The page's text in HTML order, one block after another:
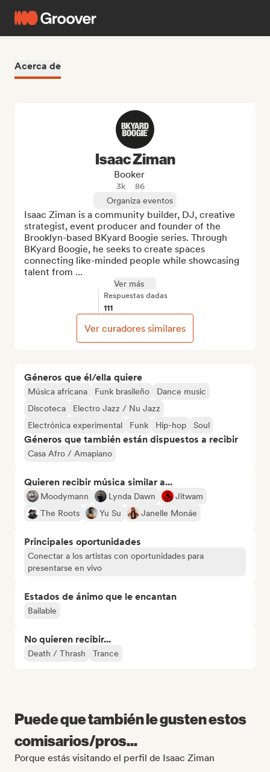
Acerca de
Géneros que él/ella quiere
Música africana Funk brasileño
Dance music
Discoteca
Electro Jazz / Nu Jazz
Electrónica experimental
Funk Hip-hop Soul
Géneros que también están dispuestos a recibir
Casa Afro / Amapiano
Quieren recibir música similar a...
Moodymann Lynda Dawn
Jitwam
The Roots
Yu Su Janelle Monáe
Principales oportunidades
Conectar a los artistas con oportunidades para
presentarse en vivo
Estados de ánimo que le encantan
Bailable
No quieren recibir...
Death / Thrash Trance
Isaac Ziman
Booker
3k
86
Organiza eventos
Isaac Ziman is a community builder, DJ, creative
strategist, event producer and founder of the
Brooklyn-based BKyard Boogie series. Through
BKyard Boogie, he seeks to create spaces
connecting like-minded people while showcasing
talent from ...
Ver más
Respuestas dadas
111
Ver curadores similares
Puede que también le gusten estos
comisarios/pros...
Porque estás visitando el perfil de Isaac Ziman